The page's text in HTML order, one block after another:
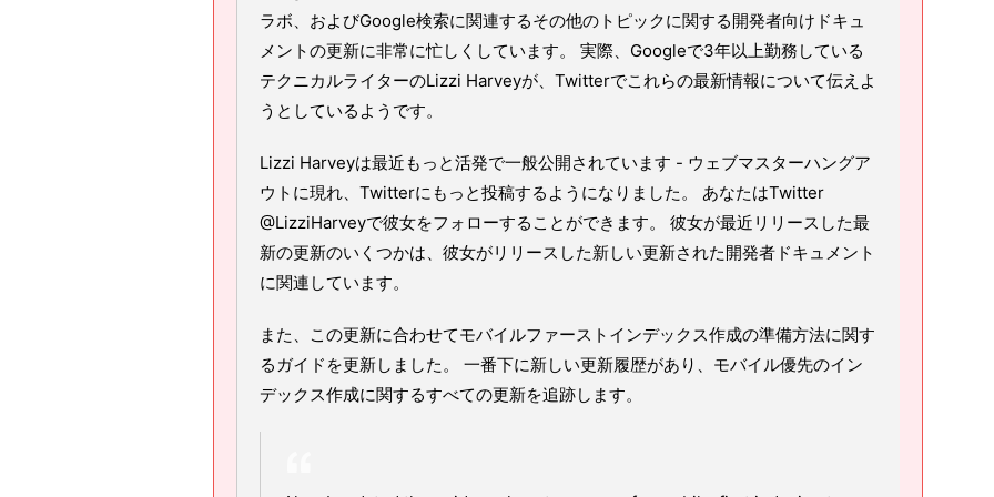
ラボ、およびGoogle検索に関連するその他のトピックに関する開発者向けドキュ
メントの更新に非常に忙しくしています。 実際、Googleで3年以上勤務している
テクニカルライターのLizzi Harveyが、Twitterでこれらの最新情報について伝えよ
うとしているようです。
Lizzi Harveyは最近もっと活発で一般公開されています - ウェブマスターハングア
ウトに現れ、Twitterにもっと投稿するようになりました。 あなたはTwitter
@LizziHarveyで彼女をフォローすることができます。 彼女が最近リリースした最
新の更新のいくつかは、彼女がリリースした新しい更新された開発者ドキュメント
に関連しています。
また、この更新に合わせてモバイルファーストインデックス作成の準備方法に関す
るガイドを更新しました。 一番下に新しい更新履歴があり、モバイル優先のイン
デックス作成に関するすべての更新を追跡します。